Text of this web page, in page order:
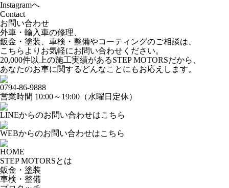
Instagramへ
Contact
お問い合わせ
外車・輸入車の修理、
鈑金・塗装、車検・整備やコーティングのご相談は、
こちらよりお気軽にお問い合わせください。
20,000件以上の施工実績があるSTEP MOTORSだから、
あなたのお車に関するどんなことにもお応えします。
0794-86-9888
営業時間 10:00～19:00（水曜日定休）
LINEからのお問い合わせはこちら
WEBからのお問い合わせはこちら
HOME
STEP MOTORSとは
鈑金・塗装
車検・整備